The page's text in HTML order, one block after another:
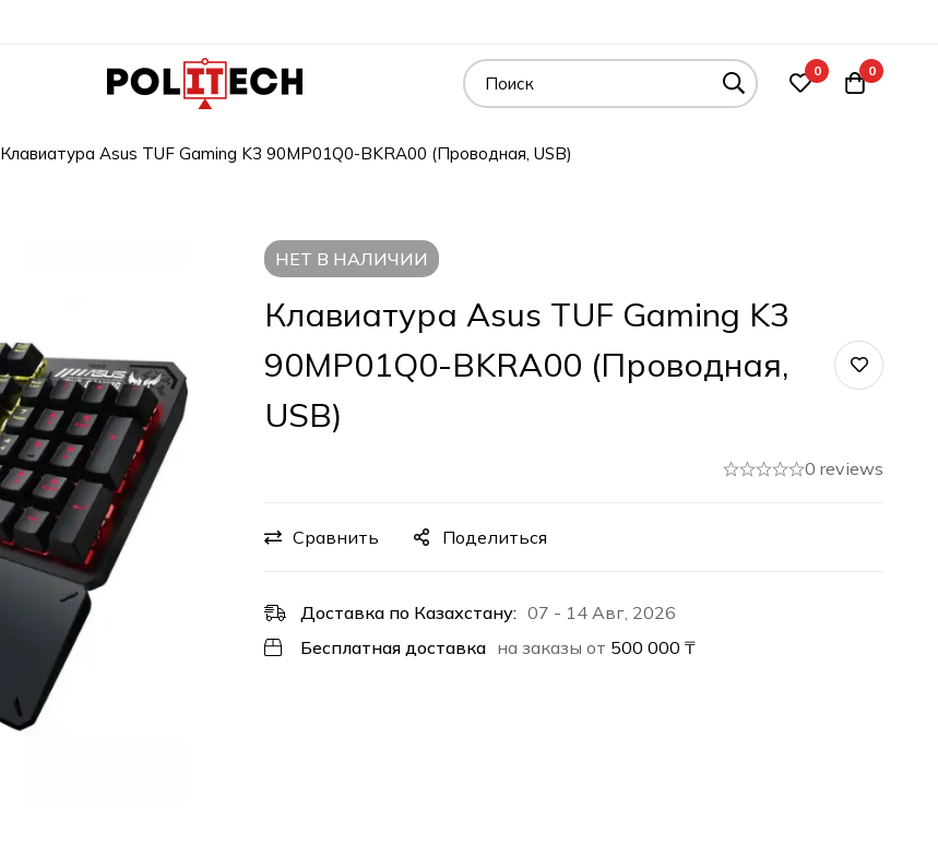
0 0
Клавиатура Asus TUF Gaming K3 90MP01Q0-BKRA00 (Проводная, USB)
НЕТ В НАЛИЧИИ
Клавиатура Asus TUF Gaming K3
90MP01Q0-BKRA00 (Проводная,
USB)
0 reviews
Сравнить Поделиться
Доставка по Казахстану: 07 - 14 Авг, 2026
Бесплатная доставка на заказы от 500 000 ₸